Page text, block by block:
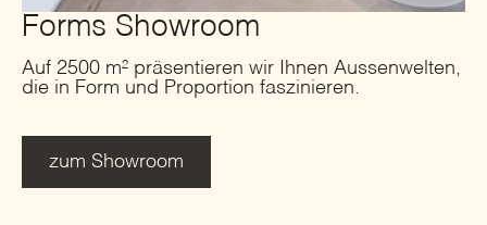
Forms Showroom
Auf 2500 m² präsentieren wir Ihnen Aussenwelten,
die in Form und Proportion faszinieren.
zum Showroom